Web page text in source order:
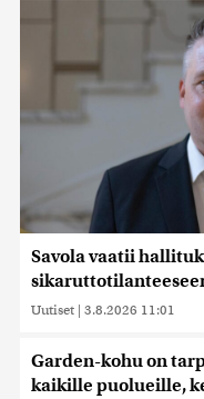
Savola vaatii
Uutiset | 3.8.2026 11:01
Garden-kohu on
kaikille puolueille,